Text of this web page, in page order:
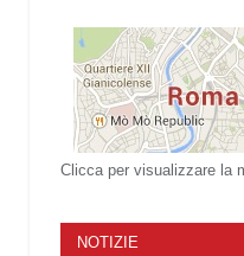
Clicca per visualizzare la
NOTIZIE